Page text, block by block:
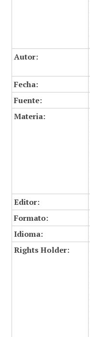
Autor:
Fecha:
Fuente:
Materia:
Editor:
Formato:
Idioma:
Rights Holder: